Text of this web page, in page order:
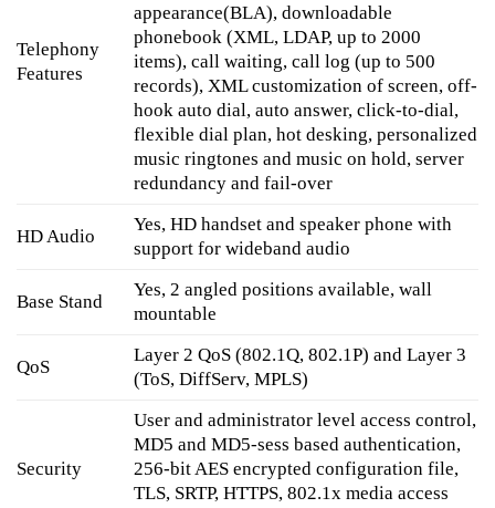
Telephony
Features
appearance(BLA), downloadable
phonebook (XML, LDAP, up to 2000
items), call waiting, call log (up to 500
records), XML customization of screen, off-
hook auto dial, auto answer, click-to-dial,
flexible dial plan, hot desking, personalized
music ringtones and music on hold, server
redundancy and fail-over
HD Audio
Yes, HD handset and speaker phone with
support for wideband audio
Base Stand
Yes, 2 angled positions available, wall
mountable
QoS
Layer 2 QoS (802.1Q, 802.1P) and Layer 3
(ToS, DiffServ, MPLS)
Security
User and administrator level access control,
MD5 and MD5-sess based authentication,
256-bit AES encrypted configuration file,
TLS, SRTP, HTTPS, 802.1x media access